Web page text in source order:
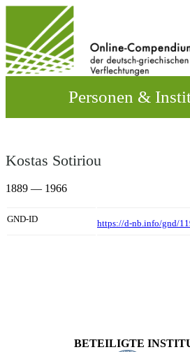
wechseln
Personen &
Kostas Sotiriou
1889 — 1966
GND-ID https://d-nb.info/gnd/
BETEILIGTE